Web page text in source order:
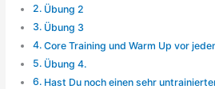
Übung 2
Übung 3
Core Training und Warm Up vor
Übung 4.
Hast Du noch einen sehr